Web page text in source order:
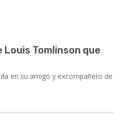
Tomlinson que
en su amigo y excompañero de